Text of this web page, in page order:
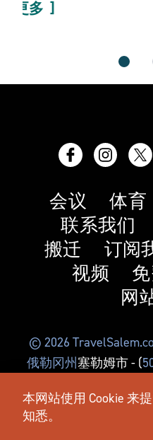
会议 体育
联系我们
搬迁
订阅
视频
网
© 2026
俄勒冈州塞勒姆市- (
本网站使用 Cookie 来
知悉。